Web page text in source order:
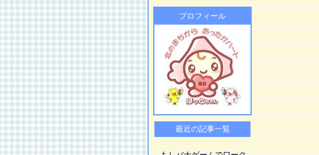
プロフィール
最近の記事一覧